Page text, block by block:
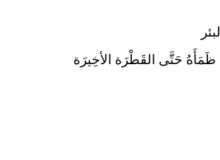
حَتَّى القَطْرَة الأخِيرَة